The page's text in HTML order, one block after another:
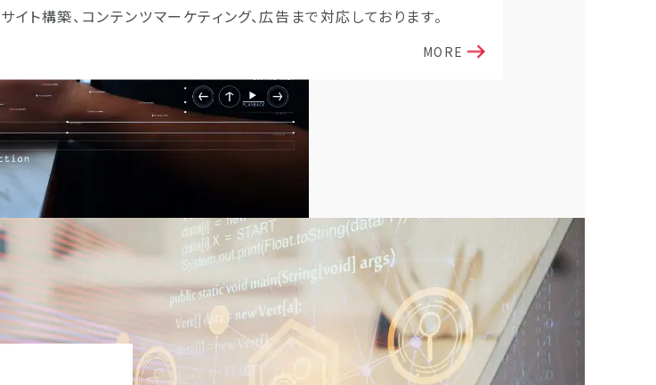
サイト構築、コンテンツマーケティング、広告まで対応しております。
MORE